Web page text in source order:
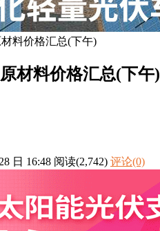
料价格汇总(下午)
材料价格汇总(下午)
日 16:48 阅读(2,742) 评论(0)